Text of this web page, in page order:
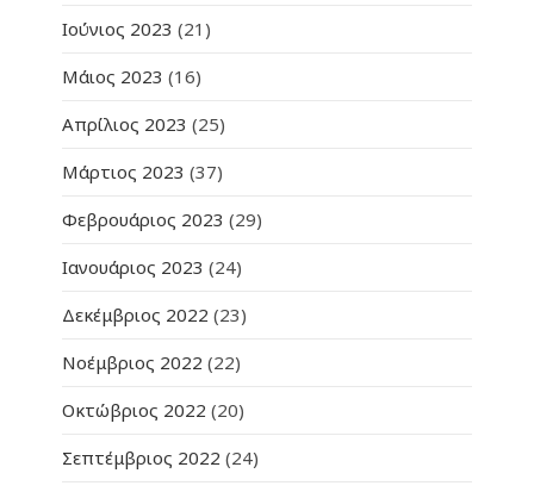
Ιούνιος 2023 (21)
Μάιος 2023 (16)
Απρίλιος 2023 (25)
Μάρτιος 2023 (37)
Φεβρουάριος 2023 (29)
Ιανουάριος 2023 (24)
Δεκέμβριος 2022 (23)
Νοέμβριος 2022 (22)
Οκτώβριος 2022 (20)
Σεπτέμβριος 2022 (24)